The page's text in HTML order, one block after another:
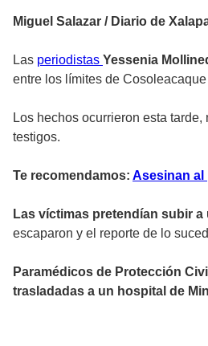
Miguel Salazar / Diario de
Las periodistas Yessenia
entre los límites de
Los hechos ocurrieron esta
testigos.
Te recomendamos: Asesinan al
Las víctimas pretendían subir
escaparon y el reporte de lo
Paramédicos de Protección
trasladadas a un hospital de